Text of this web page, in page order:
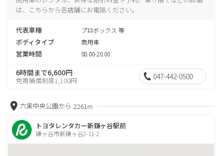
は、こちらから各店舗にお電話ください。
代表車種 プロボックス 等
ボディタイプ 商用車
営業時間 08:00-20:00
6時間まで6,600円
免責補償制度1,100円 047-442-0500
六実中央公園から 2261m
トヨタレンタカー新鎌ヶ谷駅前
鎌ヶ谷市新鎌ヶ谷2-11-2